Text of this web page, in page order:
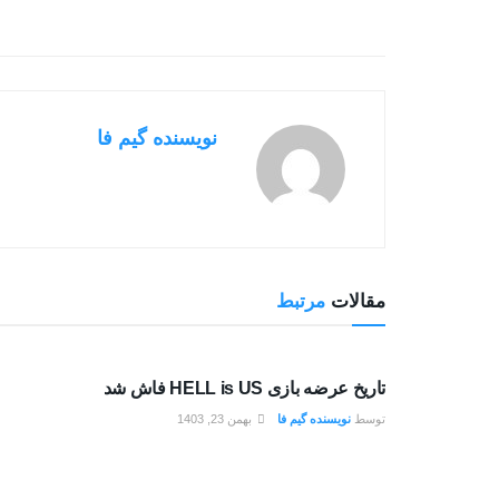
نویسنده گیم فا
مقالات مرتبط
تاریخ عرضه بازی HELL is US فاش شد
توسط نویسنده گیم فا بهمن 23, 1403